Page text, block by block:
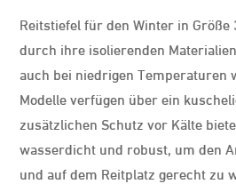
Reitstiefel für den Winter in Größe
durch ihre isolierenden
auch bei niedrigen Temperaturen
Modelle verfügen über ein
zusätzlichen Schutz vor Kälte
wasserdicht und robust, um den
und auf dem Reitplatz gerecht zu